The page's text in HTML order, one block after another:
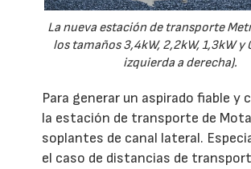
La nueva estación de transporte
los tamaños 3,4kW, 2,2kW, 1,3kW y
izquierda a derecha).
Para generar un aspirado fiable y
la estación de transporte de
soplantes de canal lateral.
el caso de distancias de